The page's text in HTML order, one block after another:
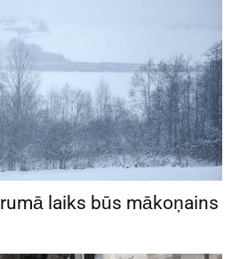
laiks būs mākoņains